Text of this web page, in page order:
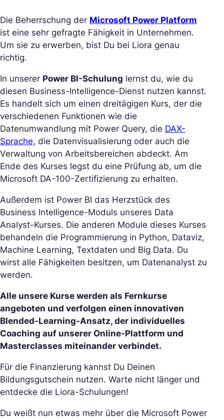
Die Beherrschung der Microsoft Power Platform
ist eine sehr gefragte Fähigkeit in Unternehmen.
Um sie zu erwerben, bist Du bei Liora genau
richtig.
In unserer Power BI-Schulung lernst du, wie du
diesen Business-Intelligence-Dienst nutzen kannst.
Es handelt sich um einen dreitägigen Kurs, der die
verschiedenen Funktionen wie die
Datenumwandlung mit Power Query, die DAX-
Sprache, die Datenvisualisierung oder auch die
Verwaltung von Arbeitsbereichen abdeckt. Am
Ende des Kurses legst du eine Prüfung ab, um die
Microsoft DA-100-Zertifizierung zu erhalten.
Außerdem ist Power BI das Herzstück des
Business Intelligence-Moduls unseres Data
Analyst-Kurses. Die anderen Module dieses Kurses
behandeln die Programmierung in Python, Dataviz,
Machine Learning, Textdaten und Big Data. Du
wirst alle Fähigkeiten besitzen, um Datenanalyst zu
werden.
Alle unsere Kurse werden als Fernkurse
angeboten und verfolgen einen innovativen
Blended-Learning-Ansatz, der individuelles
Coaching auf unserer Online-Plattform und
Masterclasses miteinander verbindet.
Für die Finanzierung kannst Du Deinen
Bildungsgutschein nutzen. Warte nicht länger und
entdecke die Liora-Schulungen!
Du weißt nun etwas mehr über die Microsoft Power